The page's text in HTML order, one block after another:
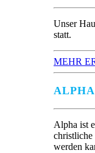
Unser
statt.
MEHR
Alpha ist
christliche
werden